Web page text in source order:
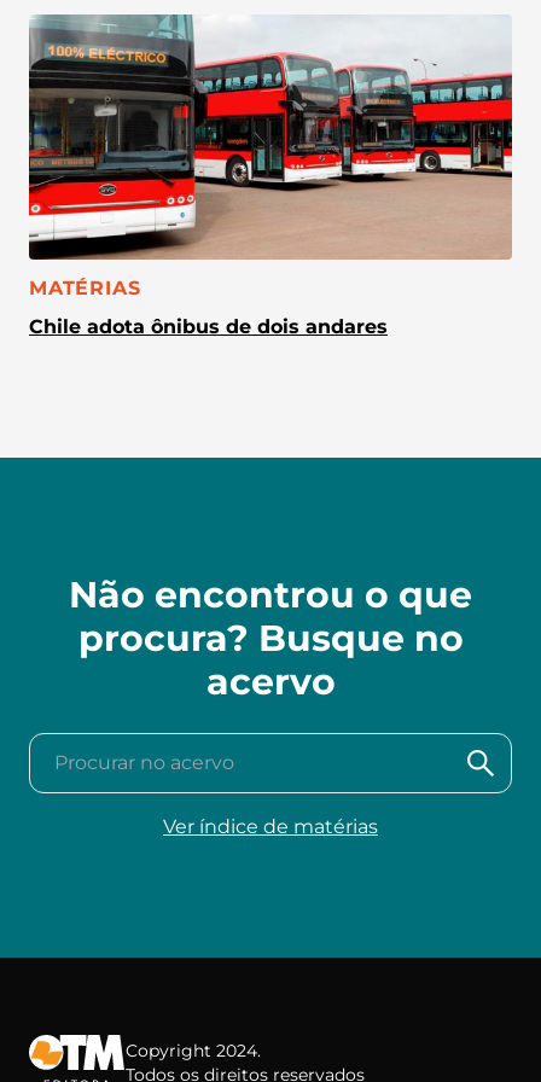
CATEGORIA:
MATÉRIAS
Chile adota ônibus de dois andares
Não encontrou o que
procura? Busque no
acervo
Procurar no acervo
Ver índice de matérias
Copyright 2024.
Todos os direitos reservados